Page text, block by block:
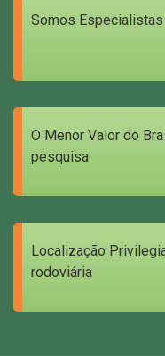
Somos
O Menor Valor do
pesquisa
Localização
rodoviária